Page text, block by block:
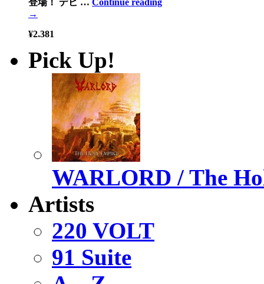
→
¥2,381
(税込 ¥2,619 )
Pick Up!
WARLORD / The
Artists
220 VOLT
91 Suite